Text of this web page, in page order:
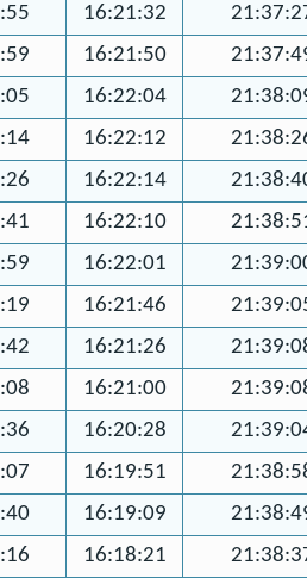
16:21:32
16:21:50
16:22:04
16:22:12
16:22:14
16:22:10
16:22:01
16:21:46
16:21:26
16:21:00
16:20:28
16:19:51
16:19:09
16:18:21